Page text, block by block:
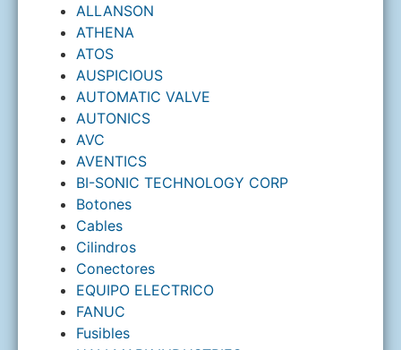
ALLANSON
ATHENA
ATOS
AUSPICIOUS
AUTOMATIC VALVE
AUTONICS
AVC
AVENTICS
BI-SONIC TECHNOLOGY CORP
Botones
Cables
Cilindros
Conectores
EQUIPO ELECTRICO
FANUC
Fusibles